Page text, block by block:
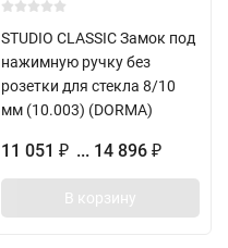
STUDIO CLASSIC Замок под
нажимную ручку без
розетки для стекла 8/10
мм (10.003) (DORMA)
11 051 ₽ ... 14 896 ₽
В корзину